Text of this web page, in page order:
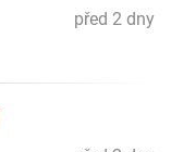
před 2 dny